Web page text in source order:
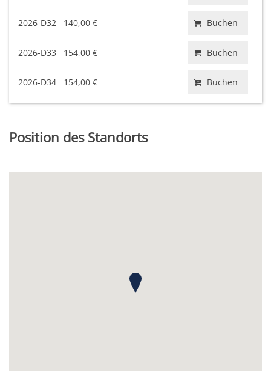
2026-D32 140,00 € Buchen
2026-D33 154,00 € Buchen
2026-D34 154,00 € Buchen
Position des Standorts